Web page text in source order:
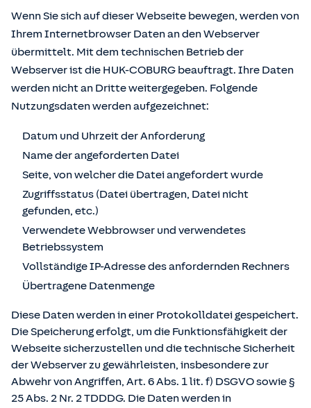
Wenn Sie sich auf dieser Webseite bewegen, werden von
Ihrem Internetbrowser Daten an den Webserver
übermittelt. Mit dem technischen Betrieb der
Webserver ist die HUK-COBURG beauftragt. Ihre Daten
werden nicht an Dritte weitergegeben. Folgende
Nutzungsdaten werden aufgezeichnet:
Datum und Uhrzeit der Anforderung
Name der angeforderten Datei
Seite, von welcher die Datei angefordert wurde
Zugriffsstatus (Datei übertragen, Datei nicht
gefunden, etc.)
Verwendete Webbrowser und verwendetes
Betriebssystem
Vollständige IP-Adresse des anfordernden Rechners
Übertragene Datenmenge
Diese Daten werden in einer Protokolldatei gespeichert.
Die Speicherung erfolgt, um die Funktionsfähigkeit der
Webseite sicherzustellen und die technische Sicherheit
der Webserver zu gewährleisten, insbesondere zur
Abwehr von Angriffen, Art. 6 Abs. 1 lit. f) DSGVO sowie §
25 Abs. 2 Nr. 2 TDDDG. Die Daten werden in